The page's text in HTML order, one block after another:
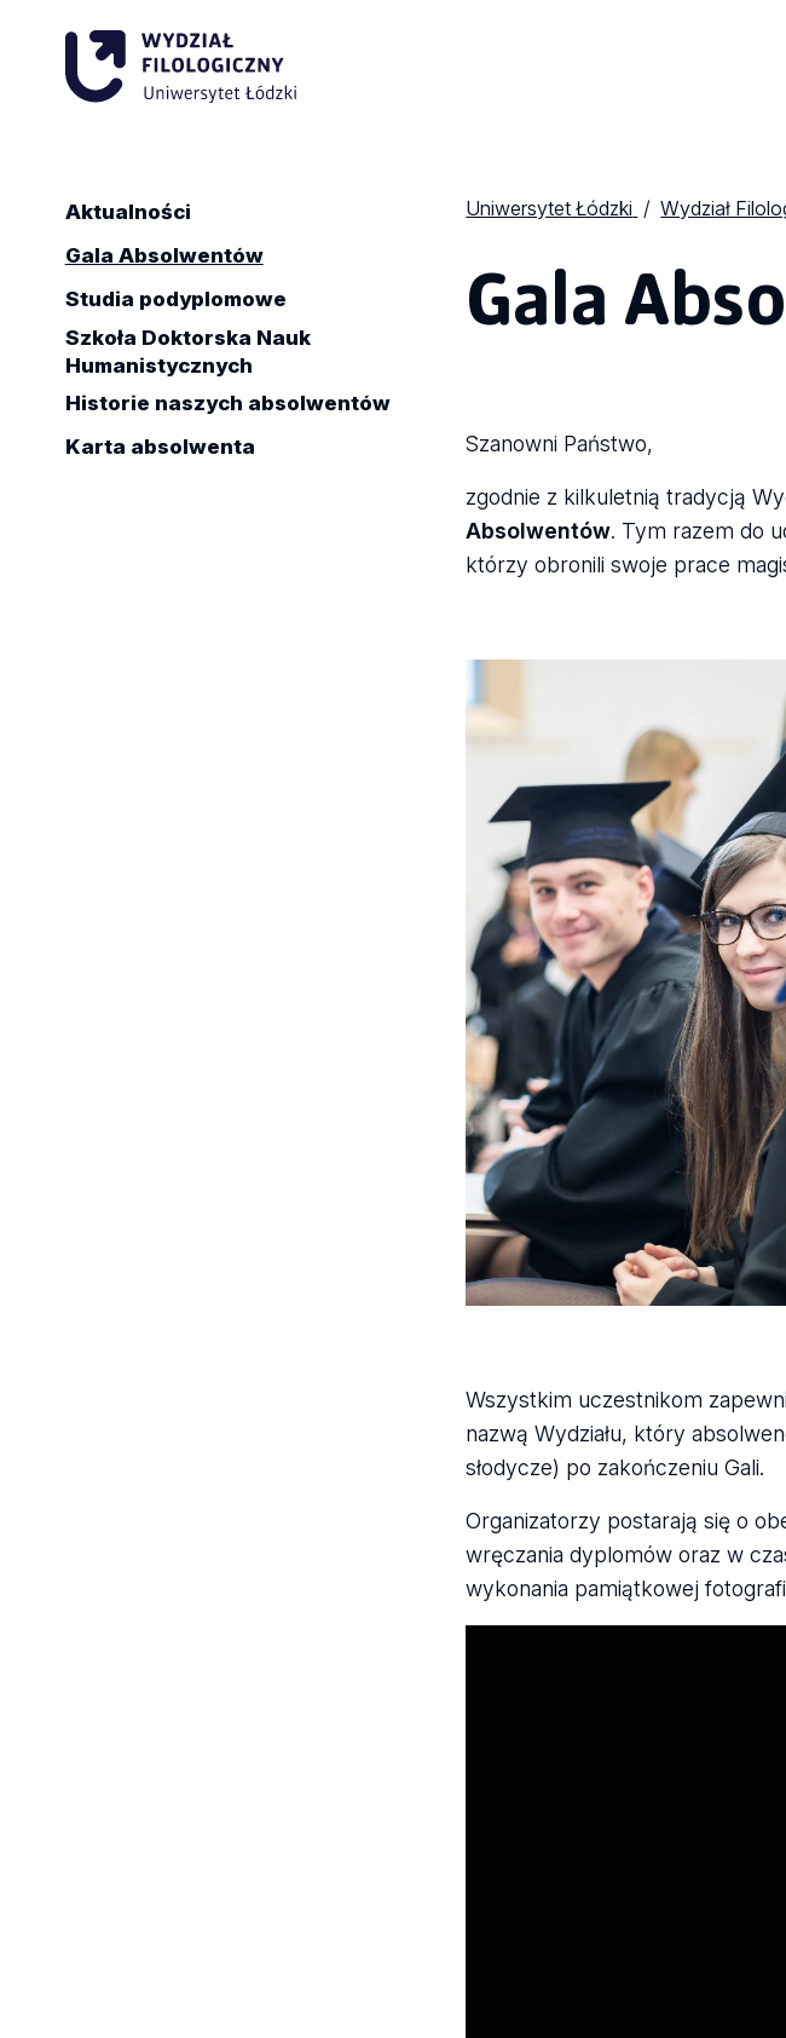
Aktualności
Gala Absolwentów
Studia podyplomowe
Szkoła Doktorska Nauk
Humanistycznych
Historie naszych absolwentów
Karta absolwenta
Uniwersytet Łódzki Wydział
Gala
Szanowni Państwo,
zgodnie z kilkuletnią tradycją
Absolwentów. Tym razem do
którzy obronili swoje prace
Wszystkim uczestnikom
nazwą Wydziału, który
słodycze) po zakończeniu Gali.
Organizatorzy postarają się o
wręczania dyplomów oraz w
wykonania pamiątkowej